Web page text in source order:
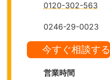
0120-302-563
0246-29-0023
今すぐ相談する
営業時間